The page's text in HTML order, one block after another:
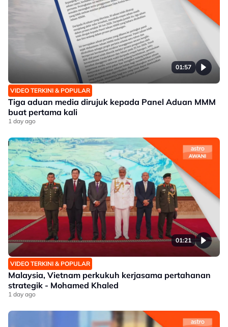
01:57
VIDEO TERKINI & POPULAR
Tiga aduan media dirujuk kepada Panel Aduan MMM
buat pertama kali
1 day ago
01:21
VIDEO TERKINI & POPULAR
Malaysia, Vietnam perkukuh kerjasama pertahanan
strategik - Mohamed Khaled
1 day ago